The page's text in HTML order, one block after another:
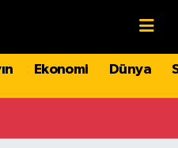
Ekonomi Dünya